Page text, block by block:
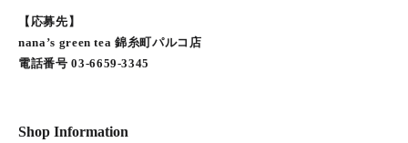
【応募先】
nana’s green tea 錦糸町パルコ店
電話番号 03-6659-3345
Shop Information